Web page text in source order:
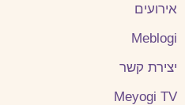
אירועים
Meblogi
יצירת קשר
Meyogi TV